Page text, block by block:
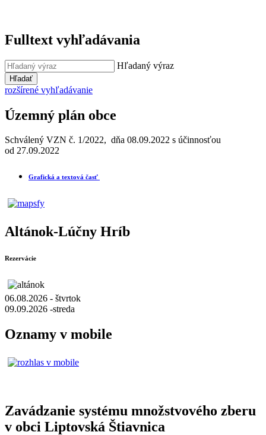
Fulltext vyhľadávania
Hľadaný výraz
Hľadať
rozšírené vyhľadávanie
Územný plán obce
Schválený VZN č. 1/2022, dňa 08.09.2022 s účinnosťou
od 27.09.2022
Grafická a textová časť
Altánok-Lúčny Hríb
Rezervácie
06.08.2026 - štvrtok
09.09.2026 -streda
Oznamy v mobile
Zavádzanie systému množstvového zberu
v obci Liptovská Štiavnica